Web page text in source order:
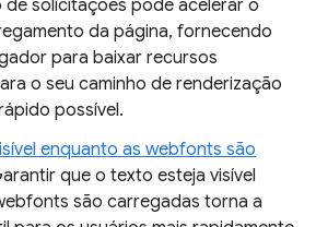
solicitações pode acelerar o
da página, fornecendo
para baixar recursos
o seu caminho de renderização
possível.
enquanto as webfonts são
que o texto esteja visível
são carregadas torna a